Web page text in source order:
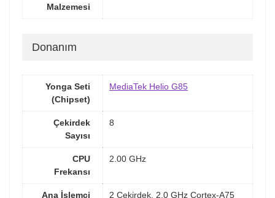
Malzemesi
Donanım
Yonga Seti
(Chipset)
MediaTek Helio G85
Çekirdek
Sayısı
8
CPU
Frekansı
2.00 GHz
Ana İşlemci 2 Çekirdek, 2.0 GHz Cortex-A75